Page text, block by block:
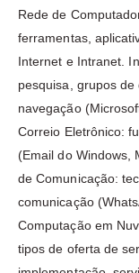
Rede de
ferramentas,
Internet e Intranet.
pesquisa, grupos
navegação
Correio Eletrônico:
(Email do Windows,
de Comunicação:
comunicação
Computação em
tipos de oferta de